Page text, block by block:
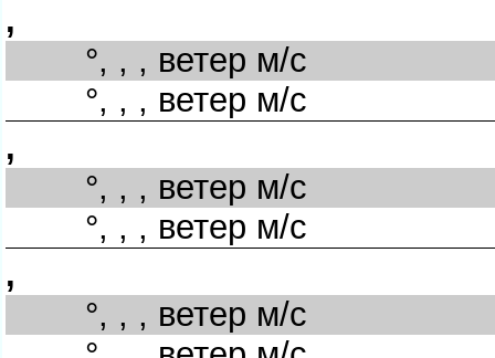
,
°, , , ветер м/с
°, , , ветер м/с
,
°, , , ветер м/с
°, , , ветер м/с
,
°, , , ветер м/с